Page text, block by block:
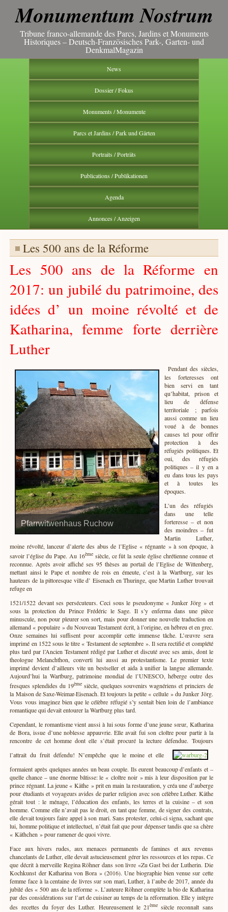
Monumentum Nostrum
Tribune franco-allemande des Parcs, Jardins et Monuments
Historiques – Deutsch-Französisches Park-, Garten- und
DenkmalMagazin
News
Dossier / Fokus
Monuments / Monumente
Parcs et Jardins / Park und Gärten
Portraits / Porträts
Publications / Publikationen
Agenda
Annonces / Anzeigen
Les 500 ans de la Réforme
Les 500 ans de la Réforme en
2017: un jubilé du patrimoine, des
idées d’ un moine révolté et de
Katharina, femme forte derrière
Luther
Pfarrwitwenhaus Ruchow
Pendant des siècles,
les forteresses ont
bien servi en tant
qu’habitat, prison et
lieu de défense
territoriale ; parfois
aussi comme un lieu
voué à de bonnes
causes tel pour offrir
protection à des
réfugiés politiques. Et
oui, des réfugiés
politiques – il y en a
eu dans tous les pays
et à toutes les
époques.
L’un des réfugiés
dans une telle
forteresse – et non
des moindres – fut
Martin Luther,
moine révolté, lanceur d’alerte des abus de l’Eglise « régnante » à son époque, à
savoir l’église du Pape. Au 16èmesiècle, ce fût la seule église chrétienne connue et
reconnue. Après avoir affiché ses 95 thèses au portail de l’Eglise de Wittenberg,
mettant ainsi le Pape et nombre de rois en émeute, c’est à la Wartburg, sur les
hauteurs de la pittoresque ville d’ Eisenach en Thuringe, que Martin Luther trouvait
refuge en
1521/1522 devant ses persécuteurs. Ceci sous le pseudonyme « Junker Jörg » et
sous la protection du Prince Frédéric le Sage. Il s’y enferma dans une pièce
minuscule, non pour pleurer son sort, mais pour donner une nouvelle traduction en
allemand « populaire » du Nouveau Testament écrit, à l’origine, en hébreu et en grec.
Onze semaines lui suffisent pour accomplir cette immense tâche. L’œuvre sera
imprimé en 1522 sous le titre « Testament de septembre ». Il sera rectifié et complété
plus tard par l’Ancien Testament rédigé par Luther et discuté avec ses amis, dont le
theologue Melanchthon, converti lui aussi au protestantisme. Le premier texte
imprimé devient d’ailleurs vite un bestseller et aida à unifier la langue allemande.
Aujourd’hui la Wartburg, patrimoine mondial de l’UNESCO, héberge outre des
fresques splendides du 19èmesiècle, quelques souvenirs wagnériens et princiers de
la Maison de Saxe-Weimar-Eisenach. Et toujours la petite « cellule » du Junker Jörg.
Vous vous imaginez bien que le célèbre réfugié s’y sentait bien loin de l’ambiance
romantique qui devait entourer la Wartburg plus tard.
Cependant, le romantisme vient aussi à lui sous forme d’une jeune sœur, Katharina
de Bora, issue d’une noblesse appauvrie. Elle avait fui son cloître pour partir à la
rencontre de cet homme dont elle s’était procuré la lecture défendue. Toujours
l’attrait du fruit défendu! N’empêche que le moine et elle
formaient après quelques années un beau couple. Ils eurent beaucoup d’enfants et –
quelle chance – une énorme bâtisse: le « cloître noir » mis à leur disposition par le
prince régnant. La jeune « Käthe » prit en main la restauration, y créa une d’auberge
pour étudiants et voyageurs avides de parler religion avec son célèbre Luther. Käthe
gérait tout : le ménage, l’éducation des enfants, les terres et la cuisine – et son
homme. Comme elle n’avait pas le droit, en tant que femme, de signer des contrats,
elle devait toujours faire appel à son mari. Sans protester, celui-ci signa, sachant que
lui, homme politique et intellectuel, n’était fait que pour dépenser tandis que sa chère
« Käthchen » pour ramener de quoi vivre.
Face aux hivers rudes, aux menaces permanents de famines et aux revenus
chancelants de Luther, elle devait astucieusement gérer les ressources et les repas. Ce
que décrit à merveille Regina Röhner dans son livre «Zu Gast bei der Lutherin. Die
Kochkunst der Katharina von Bora » (2016). Une biographie bien venue sur cette
femme face à la centaine de livres sur son mari, Luther, à l’aube de 2017, année du
jubilé des « 500 ans de la réforme ». L’auteure Röhner complète la bio de Katharina
par des considérations sur l’art de cuisiner au temps de la réformation. Elle y intègre
des recettes du foyer des Luther. Heureusement le 21èmesiècle reconnaît sans